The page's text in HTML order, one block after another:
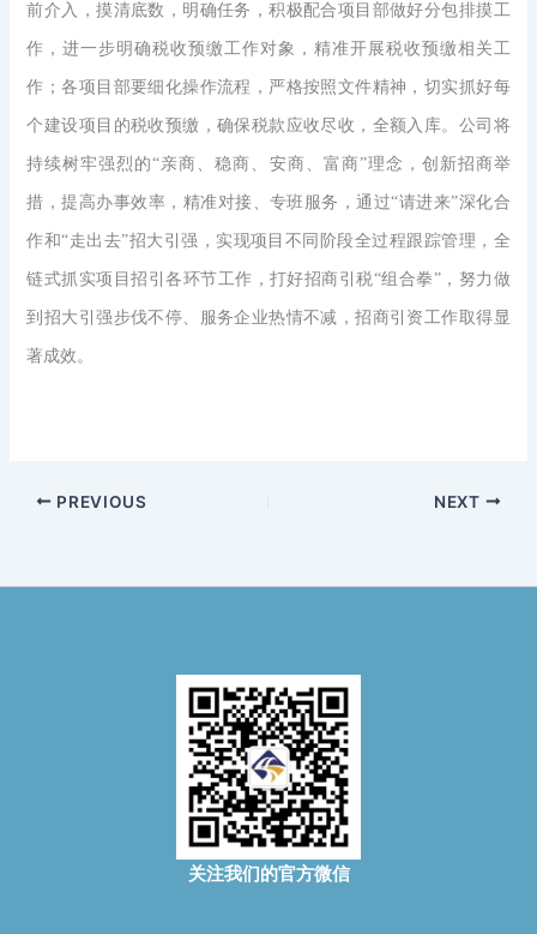
前介入，摸清底数，明确任务，积极配合项目部做好分包排摸工
作，进一步明确税收预缴工作对象，精准开展税收预缴相关工
作；各项目部要细化操作流程，严格按照文件精神，切实抓好每
个建设项目的税收预缴，确保税款应收尽收，全额入库。公司将
持续树牢强烈的“亲商、稳商、安商、富商”理念，创新招商举
措，提高办事效率，精准对接、专班服务，通过“请进来”深化合
作和“走出去”招大引强，实现项目不同阶段全过程跟踪管理，全
链式抓实项目招引各环节工作，打好招商引税“组合拳”，努力做
到招大引强步伐不停、服务企业热情不减，招商引资工作取得显
著成效。
PREVIOUS NEXT
关注我们的官方微信